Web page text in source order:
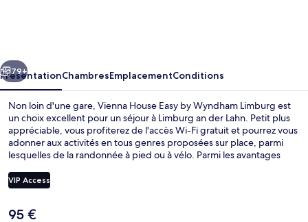
Wyndham
Limburg
Suivant
79+
PrésentationChambresEmplacementConditions
Non loin d'une gare, Vienna House Easy by Wyndham Limburg est
un choix excellent pour un séjour à Limburg an der Lahn. Petit plus
appréciable, vous profiterez de l'accès Wi-Fi gratuit et pourrez vous
adonner aux activités en tous genres proposées sur place, parmi
lesquelles de la randonnée à pied ou à vélo. Parmi les avantages
une terrasse.
VIP Access
Le
95 €